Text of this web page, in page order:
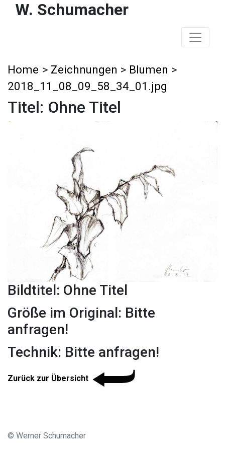
W. Schumacher
Home > Zeichnungen > Blumen >
2018_11_08_09_58_34_01.jpg
Titel: Ohne Titel
Bildtitel: Ohne Titel
Größe im Original: Bitte
anfragen!
Technik: Bitte anfragen!
Zurück zur Übersicht
© Werner Schumacher